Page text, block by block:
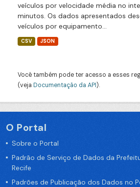
veículos por velocidade média no
minutos. Os dados apresentados
veículos por equipamento...
CSV JSON
Você também pode ter acesso a esses
(veja Documentação da API).
O Portal
Sobre o Portal
Padrão de Serviço de Dados da
Recife
Padrões de Publicação dos Dados no